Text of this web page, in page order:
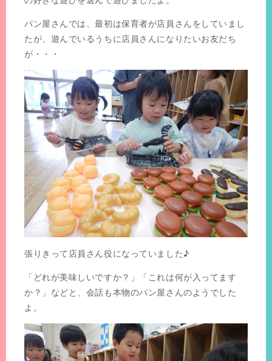
パン屋さんでは、最初は保育者が店員さんをしていまし
たが、遊んでいるうちに店員さんになりたいお友だち
が・・・
張りきって店員さん役になっていました♪
「どれが美味しいですか？」「これは何が入ってます
か？」などと、会話も本物のパン屋さんのようでした
よ。